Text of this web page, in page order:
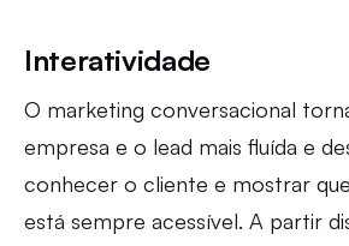
Interatividade
O marketing conversacional
empresa e o lead mais fluída e
conhecer o cliente e mostrar
está sempre acessível. A partir